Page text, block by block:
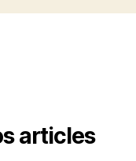
articles